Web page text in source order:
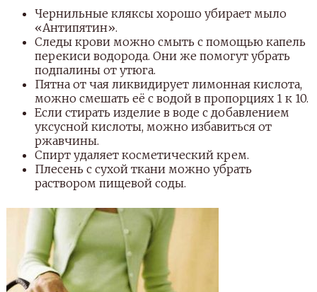
Чернильные кляксы хорошо убирает мыло
«Антипятин».
Следы крови можно смыть с помощью капель
перекиси водорода. Они же помогут убрать
подпалины от утюга.
Пятна от чая ликвидирует лимонная кислота,
можно смешать её с водой в пропорциях 1 к 10.
Если стирать изделие в воде с добавлением
уксусной кислоты, можно избавиться от
ржавчины.
Спирт удаляет косметический крем.
Плесень с сухой ткани можно убрать
раствором пищевой соды.